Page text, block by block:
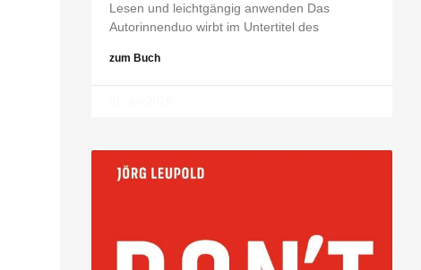
Lesen und leichtgängig anwenden Das
Autorinnenduo wirbt im Untertitel des
zum Buch